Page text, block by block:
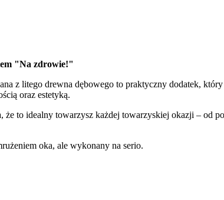
"Na zdrowie!"
z litego drewna dębowego to praktyczny dodatek,
oraz estetyką.
że to idealny towarzysz każdej towarzyskiej okazji – od
oka, ale wykonany na serio.